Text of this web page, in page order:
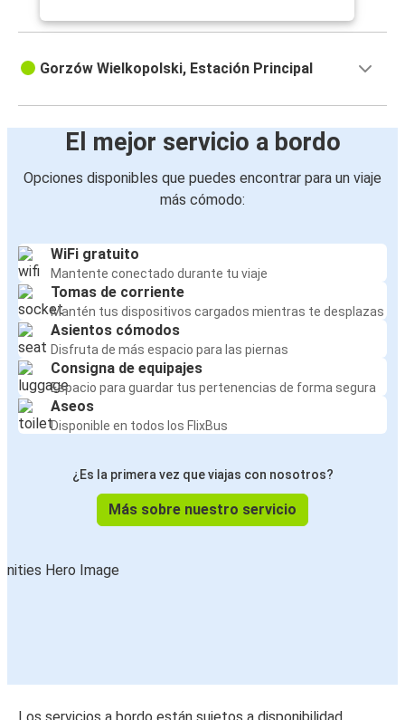
Gorzów Wielkopolski, Estación Principal
El mejor servicio a bordo
Opciones disponibles que puedes encontrar para un viaje
más cómodo:
WiFi gratuito
Mantente conectado durante tu viaje
Tomas de corriente
Mantén tus dispositivos cargados mientras te desplazas
Asientos cómodos
Disfruta de más espacio para las piernas
Consigna de equipajes
Espacio para guardar tus pertenencias de forma segura
Aseos
Disponible en todos los FlixBus
¿Es la primera vez que viajas con nosotros?
Más sobre nuestro servicio